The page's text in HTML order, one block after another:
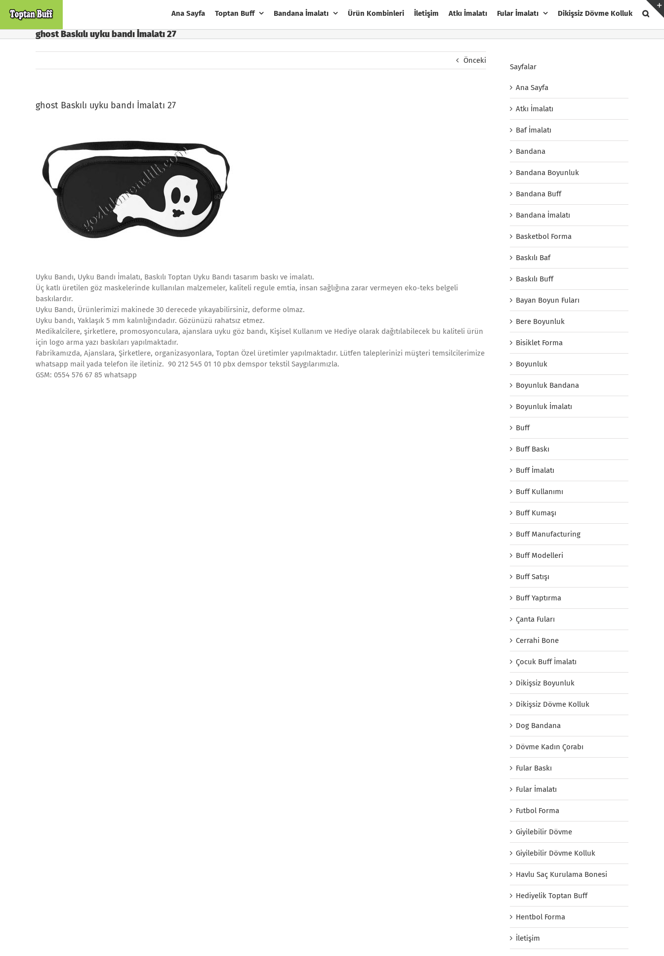
Ana Sayfa Toptan Buff Bandana İmalatı Ürün Kombinleri İletişim Atkı İmalatı Fular İmalatı Dikişsiz Dövme Kolluk
ghost Baskılı uyku bandı İmalatı 27
Önceki
ghost Baskılı uyku bandı İmalatı 27
Uyku Bandı, Uyku Bandı İmalatı, Baskılı Toptan Uyku Bandı tasarım baskı ve imalatı.
Üç katlı üretilen göz maskelerinde kullanılan malzemeler, kaliteli regule emtia, insan sağlığına zarar vermeyen eko-teks belgeli
baskılardır.
Uyku Bandı, Ürünlerimizi makinede 30 derecede yıkayabilirsiniz, deforme olmaz.
Uyku bandı, Yaklaşık 5 mm kalınlığındadır. Gözünüzü rahatsız etmez.
Medikalcilere, şirketlere, promosyonculara, ajanslara uyku göz bandı, Kişisel Kullanım ve Hediye olarak dağıtılabilecek bu kaliteli ürün
için logo arma yazı baskıları yapılmaktadır.
Fabrikamızda, Ajanslara, Şirketlere, organizasyonlara, Toptan Özel üretimler yapılmaktadır. Lütfen taleplerinizi müşteri temsilcilerimize
whatsapp mail yada telefon ile iletiniz. 90 212 545 01 10 pbx demspor tekstil Saygılarımızla.
GSM: 0554 576 67 85 whatsapp
Sayfalar
Ana Sayfa
Atkı İmalatı
Baf İmalatı
Bandana
Bandana Boyunluk
Bandana Buff
Bandana İmalatı
Basketbol Forma
Baskılı Baf
Baskılı Buff
Bayan Boyun Fuları
Bere Boyunluk
Bisiklet Forma
Boyunluk
Boyunluk Bandana
Boyunluk İmalatı
Buff
Buff Baskı
Buff İmalatı
Buff Kullanımı
Buff Kumaşı
Buff Manufacturing
Buff Modelleri
Buff Satışı
Buff Yaptırma
Çanta Fuları
Cerrahi Bone
Çocuk Buff İmalatı
Dikişsiz Boyunluk
Dikişsiz Dövme Kolluk
Dog Bandana
Dövme Kadın Çorabı
Fular Baskı
Fular İmalatı
Futbol Forma
Giyilebilir Dövme
Giyilebilir Dövme Kolluk
Havlu Saç Kurulama Bonesi
Hediyelik Toptan Buff
Hentbol Forma
İletişim